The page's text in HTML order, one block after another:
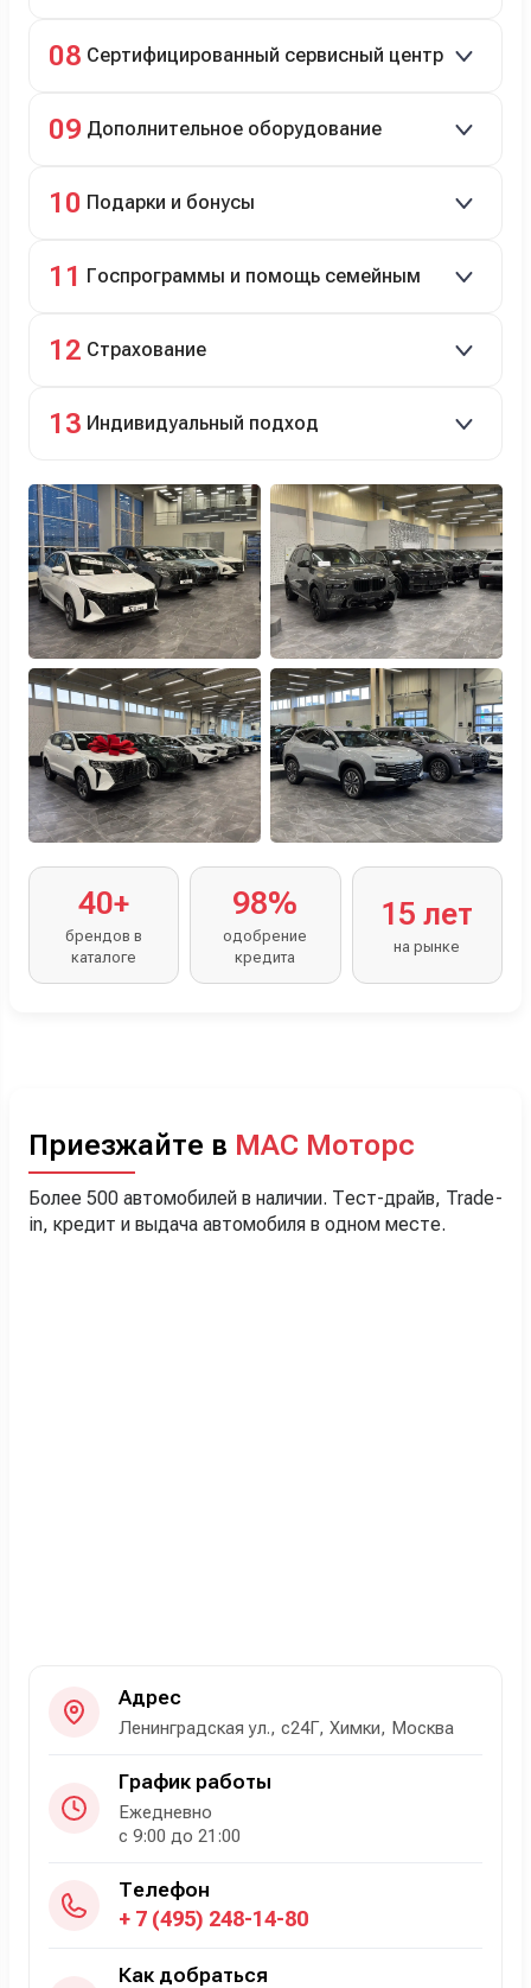
08 Сертифицированный сервисный центр
технический ремонт.
09 Дополнительное оборудование
10 Подарки и бонусы
программе лояльности.
11 Госпрограммы и помощь семейным
12 Страхование
бонусами для клиентов.
13 Индивидуальный подход
оформлением.
40+
брендов в
каталоге
98%
одобрение
кредита
15 лет
на рынке
Приезжайте в МАС Моторс
Более 500 автомобилей в наличии. Тест-драйв, Trade-
in, кредит и выдача автомобиля в одном месте.
Адрес
Ленинградская ул., с24Г, Химки, Москва
График работы
Ежедневно
с 9:00 до 21:00
Телефон
+ 7 (495) 248-14-80
Как добраться